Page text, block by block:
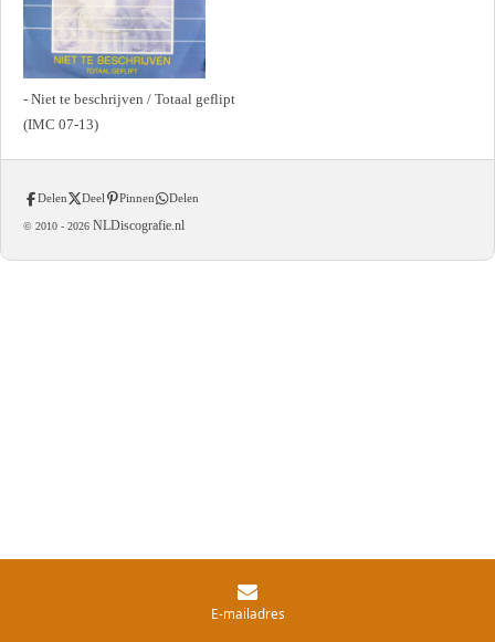
- Niet te beschrijven / Totaal geflipt
(IMC 07-13)
Delen Deel Pinnen Delen
© 2010 - 2026 NLDiscografie.nl
E-mailadres